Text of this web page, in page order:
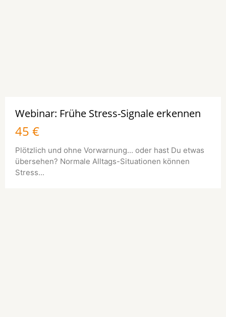
Webinar: Frühe Stress-Signale erkennen
45 €
Plötzlich und ohne Vorwarnung... oder hast Du etwas
übersehen? Normale Alltags-Situationen können
Stress...